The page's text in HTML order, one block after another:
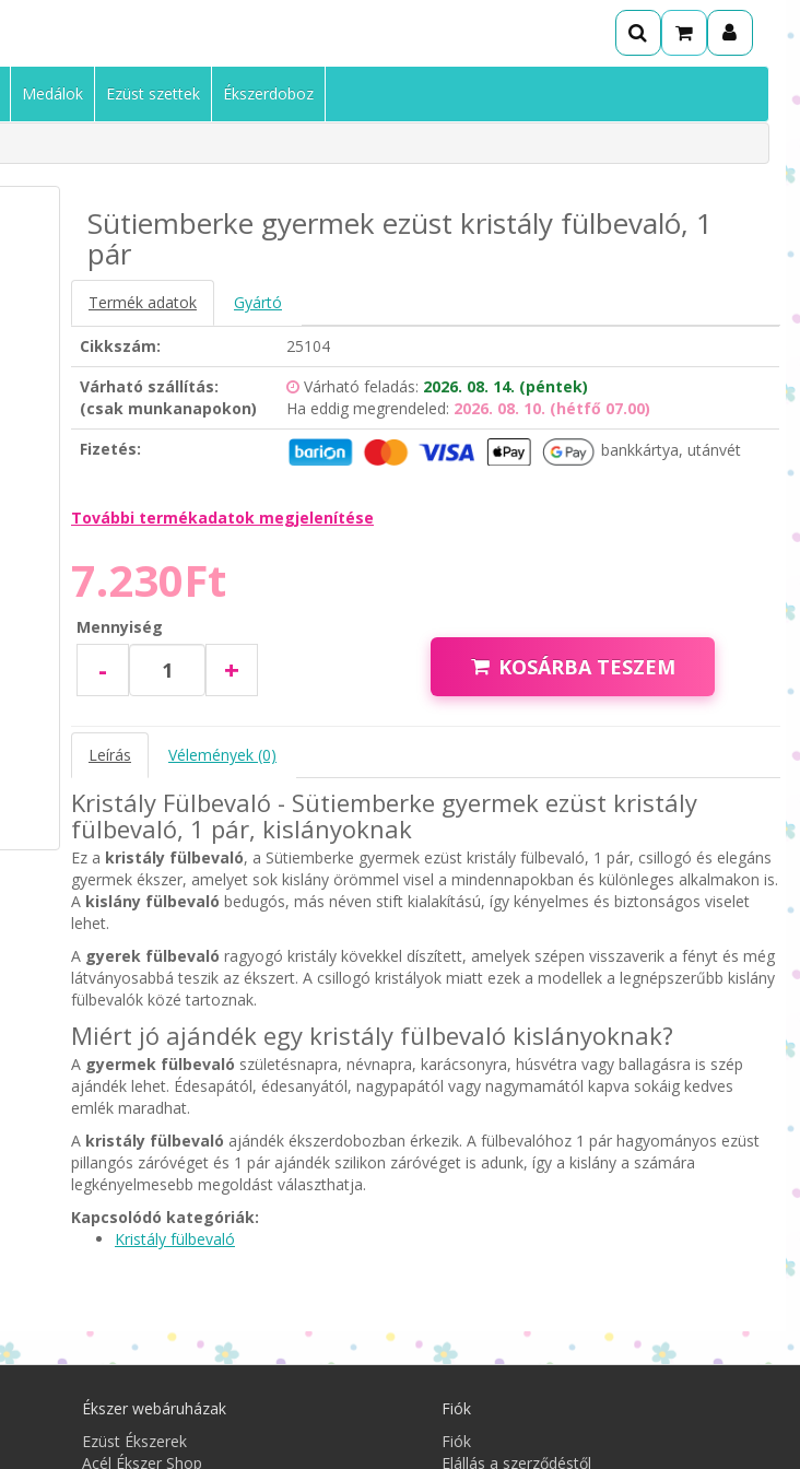
Medálok Ezüst szettek Ékszerdoboz
Sütiemberke gyermek ezüst kristály fülbevaló, 1
pár
Termék adatok Gyártó
Cikkszám:
25104
Várható szállítás:
(csak munkanapokon)
Várható feladás: 2026. 08. 14. (péntek)
Ha eddig megrendeled: 2026. 08. 10. (hétfő 07.00)
Fizetés:
bankkártya, utánvét
További termékadatok megjelenítése
7.230Ft
Mennyiség
- + KOSÁRBA TESZEM
Leírás Vélemények (0)
Kristály Fülbevaló - Sütiemberke gyermek ezüst kristály
fülbevaló, 1 pár, kislányoknak
Ez a kristály fülbevaló, a Sütiemberke gyermek ezüst kristály fülbevaló, 1 pár, csillogó és elegáns
gyermek ékszer, amelyet sok kislány örömmel visel a mindennapokban és különleges alkalmakon is.
A kislány fülbevaló bedugós, más néven stift kialakítású, így kényelmes és biztonságos viselet
lehet.
A gyerek fülbevaló ragyogó kristály kövekkel díszített, amelyek szépen visszaverik a fényt és még
látványosabbá teszik az ékszert. A csillogó kristályok miatt ezek a modellek a legnépszerűbb kislány
fülbevalók közé tartoznak.
Miért jó ajándék egy kristály fülbevaló kislányoknak?
A gyermek fülbevaló születésnapra, névnapra, karácsonyra, húsvétra vagy ballagásra is szép
ajándék lehet. Édesapától, édesanyától, nagypapától vagy nagymamától kapva sokáig kedves
emlék maradhat.
A kristály fülbevaló ajándék ékszerdobozban érkezik. A fülbevalóhoz 1 pár hagyományos ezüst
pillangós záróvéget és 1 pár ajándék szilikon záróvéget is adunk, így a kislány a számára
legkényelmesebb megoldást választhatja.
Kapcsolódó kategóriák:
Kristály fülbevaló
Ékszer webáruházak
Ezüst Ékszerek
Acél Ékszer Shop
Fiók
Fiók
Elállás a szerződéstől